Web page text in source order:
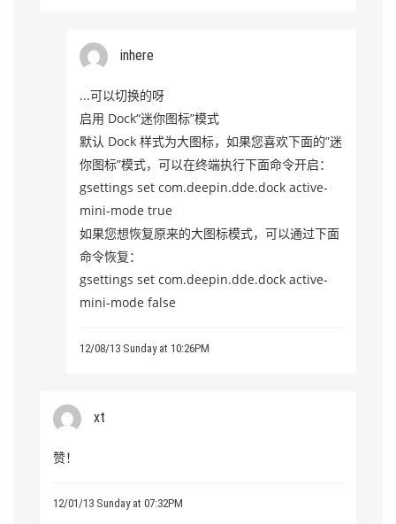
inhere
...可以切换的呀
启用 Dock“迷你图标”模式
默认 Dock 样式为大图标，如果您喜欢下面的”迷
你图标”模式，可以在终端执行下面命令开启：
gsettings set com.deepin.dde.dock active-
mini-mode true
如果您想恢复原来的大图标模式，可以通过下面
命令恢复：
gsettings set com.deepin.dde.dock active-
mini-mode false
12/08/13 Sunday at 10:26PM
xt
赞！
12/01/13 Sunday at 07:32PM